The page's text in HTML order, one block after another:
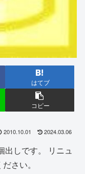
はてブ
コピー
2010.10.01 2024.03.06
出しです。 リニュ
さい。